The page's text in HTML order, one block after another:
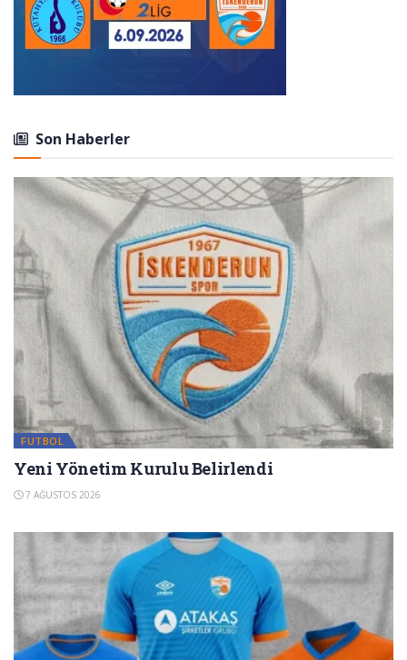
Son Haberler
FUTBOL
Yeni Yönetim Kurulu Belirlendi
7 AĞUSTOS 2026